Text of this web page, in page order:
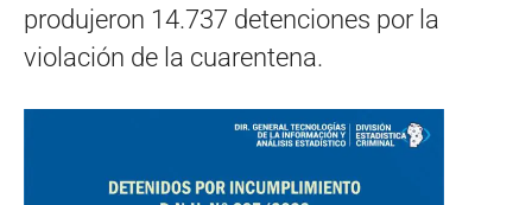
produjeron 14.737 detenciones por la
violación de la cuarentena.